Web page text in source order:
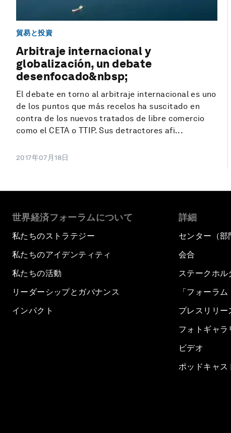
貿易と投資
Arbitraje internacional y
globalización, un debate
desenfocado&nbsp;
El debate en torno al arbitraje internacional es uno
de los puntos que más recelos ha suscitado en
contra de los nuevos tratados de libre comercio
como el CETA o TTIP. Sus detractores afi...
2017年07月18日
世界経済フォーラムについて
私たちのストラテジー
私たちのアイデンティティ
私たちの活動
リーダーシップとガバナンス
インパクト
詳細
センター（部
会合
ステークホル
「フォーラ
プレスリリー
フォトギャラ
ビデオ
ポッドキャス